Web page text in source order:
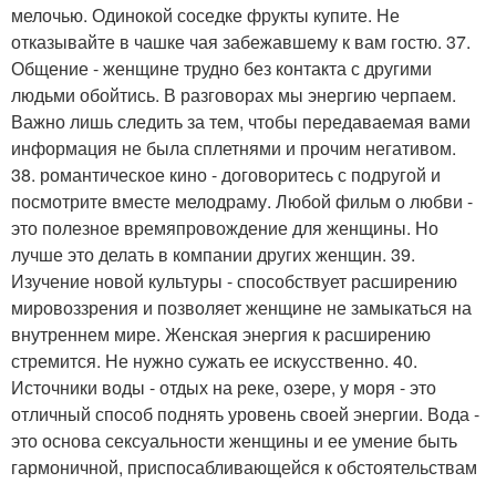
мелочью. Одинокой соседке фрукты купите. Не
отказывайте в чашке чая забежавшему к вам гостю. 37.
Общение - женщине трудно без контакта с другими
людьми обойтись. В разговорах мы энергию черпаем.
Важно лишь следить за тем, чтобы передаваемая вами
информация не была сплетнями и прочим негативом.
38. романтическое кино - договоритесь с подругой и
посмотрите вместе мелодраму. Любой фильм о любви -
это полезное времяпровождение для женщины. Но
лучше это делать в компании других женщин. 39.
Изучение новой культуры - способствует расширению
мировоззрения и позволяет женщине не замыкаться на
внутреннем мире. Женская энергия к расширению
стремится. Не нужно сужать ее искусственно. 40.
Источники воды - отдых на реке, озере, у моря - это
отличный способ поднять уровень своей энергии. Вода -
это основа сексуальности женщины и ее умение быть
гармоничной, приспосабливающейся к обстоятельствам